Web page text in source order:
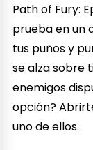
Path of Fury:
prueba en un
tus puños y
se alza sobre
enemigos
opción?
uno de ellos.